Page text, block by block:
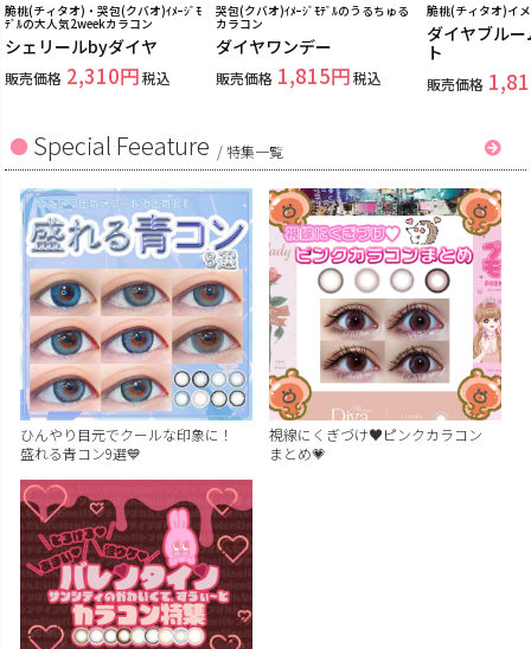
脆桃(チィタオ)・哭包(クバオ)ｲﾒｰｼﾞﾓ
ﾃﾞﾙの大人気2weekカラコン
シェリールbyダイヤ
販売価格 2,310 税込
哭包(クバオ)ｲﾒｰｼﾞﾓﾃﾞﾙのうるちゅる
カラコン
ダイヤワンデー
販売価格 1,815 税込
脆桃(チィタオ)イ
ダイヤブル
ト
販売価格
Special Feeature /特集一覧
ひんやり目元でクールな印象に！
盛れる青コン9選💙
視線にくぎづけ♥ピンクカラコン
まとめ💗